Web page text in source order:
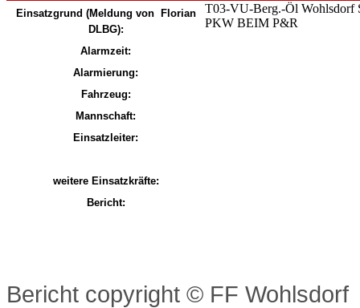
Einsatzgrund (Meldung von Florian
DLBG):
T03-VU-Berg.-Öl
PKW BEIM P&R
Alarmzeit:
Alarmierung:
Fahrzeug:
Mannschaft:
Einsatzleiter:
weitere Einsatzkräfte:
Bericht:
Bericht copyright © FF Wohlsdorf